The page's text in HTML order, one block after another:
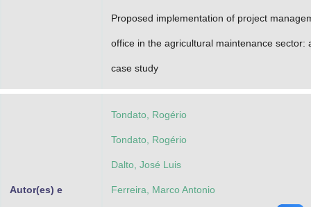
Proposed implementation of project
office in the agricultural maintenance sector:
case study
Autor(es) e
Tondato, Rogério
Tondato, Rogério
Dalto, José Luis
Ferreira, Marco Antonio